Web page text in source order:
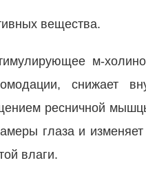
вещества.
м-
снижает
ресничной
глаза и изменяет
влаги.